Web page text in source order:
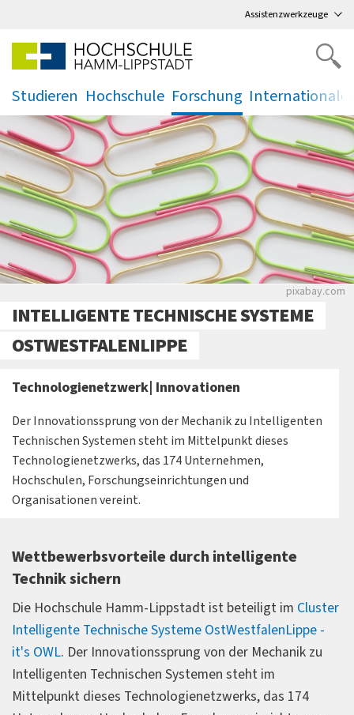
Assistenzwerkzeuge
Studieren
.
Hochschule
.
Forschung
. .
Bunte
pixabay.com
INTELLIGENTE TECHNISCHE SYSTEME
OSTWESTFALENLIPPE
Technologienetzwerk| Innovationen
Der Innovationssprung von der Mechanik zu Intelligenten
Technischen Systemen steht im Mittelpunkt dieses
Technologienetzwerks, das 174 Unternehmen,
Hochschulen, Forschungseinrichtungen und
Organisationen vereint.
Wettbewerbsvorteile durch intelligente
Technik sichern
Die Hochschule Hamm-Lippstadt ist beteiligt im Cluster
Intelligente Technische Systeme OstWestfalenLippe -
it's OWL. Der Innovationssprung von der Mechanik zu
Intelligenten Technischen Systemen steht im
Mittelpunkt dieses Technologienetzwerks, das 174